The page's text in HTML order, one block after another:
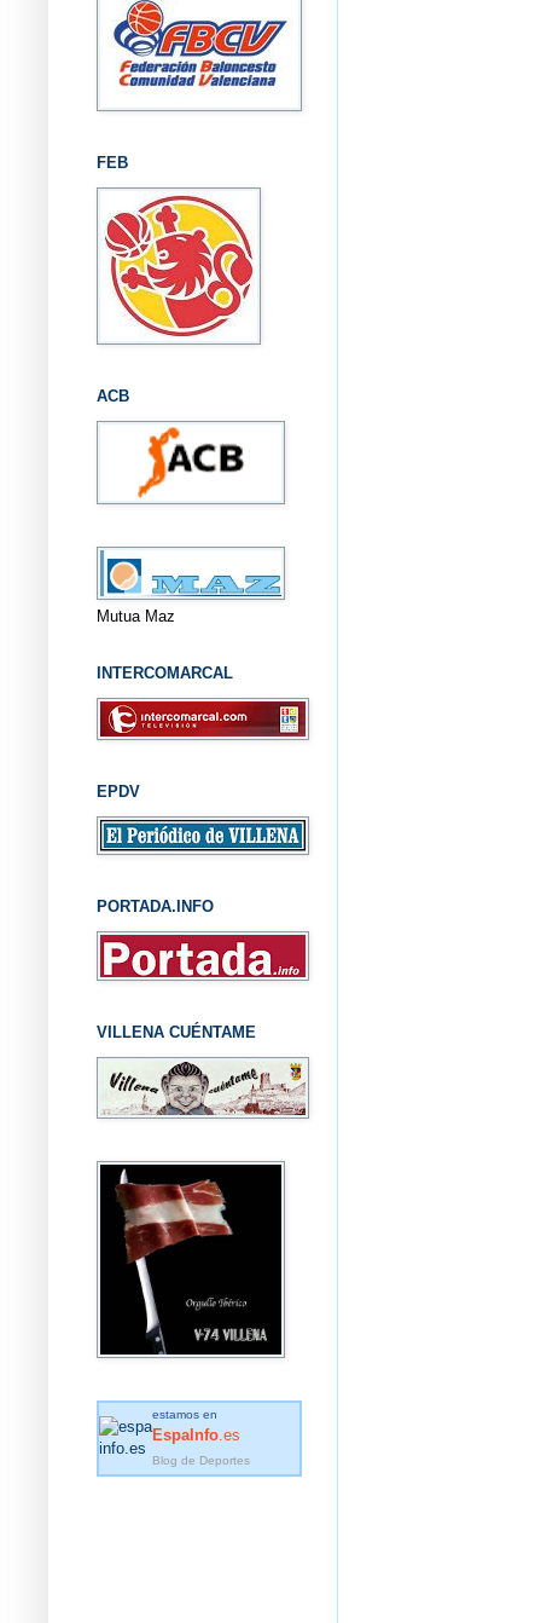
FEB
ACB
Mutua Maz
INTERCOMARCAL
EPDV
PORTADA.INFO
VILLENA CUÉNTAME
estamos en
EspaInfo .es
Blog de Deportes